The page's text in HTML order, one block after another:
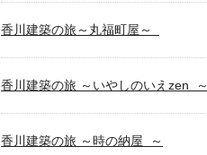
香川建築の旅～丸福町屋～
香川建築の旅 ～いやしのいえzen ～
香川建築の旅 ～時の納屋 ～